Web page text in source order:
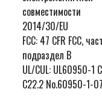
совместимости
2014/30/EU
FCC: 47 CFR FCC,
подраздел B
UL/CUL: UL60950-1
C22.2 No.60950-1-07